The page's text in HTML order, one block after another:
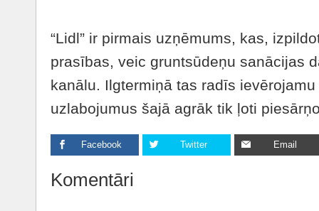
“Lidl” ir pirmais uzņēmums, kas,
prasības, veic gruntsūdeņu sanācijas
kanālu. Ilgtermiņā tas radīs
uzlabojumus šajā agrāk tik ļoti
Facebook Twitter Email
Komentāri